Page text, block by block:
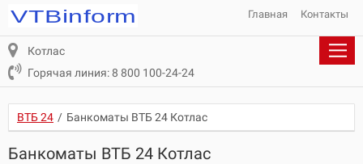
Главная Контакты
Котлас
Горячая линия: 8 800 100-24-24
ВТБ 24 / Банкоматы ВТБ 24 Котлас
Банкоматы ВТБ 24 Котлас